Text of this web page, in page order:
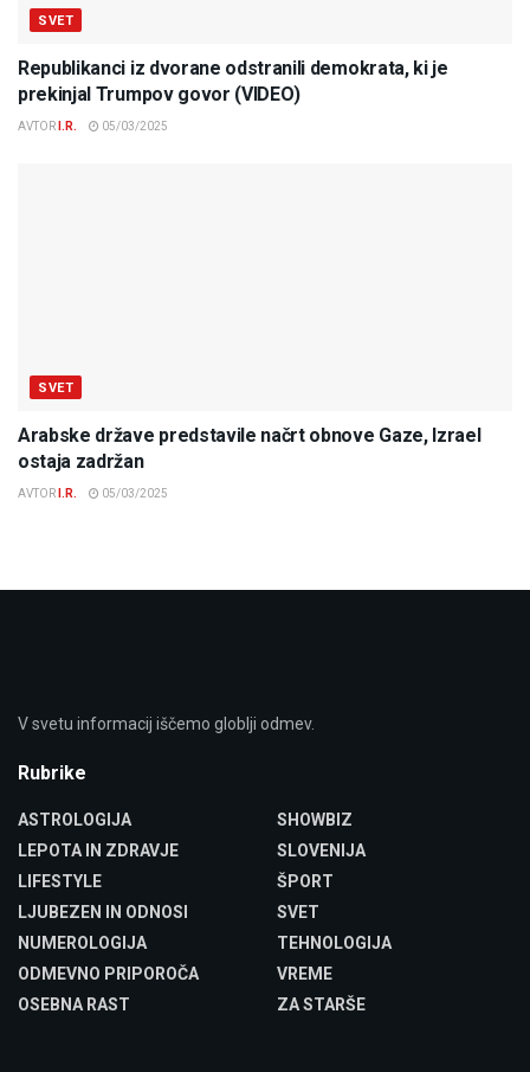
SVET
Republikanci iz dvorane odstranili demokrata, ki je
prekinjal Trumpov govor (VIDEO)
AVTOR I.R. 05/03/2025
SVET
Arabske države predstavile načrt obnove Gaze, Izrael
ostaja zadržan
AVTOR I.R. 05/03/2025
V svetu informacij iščemo globlji odmev.
Rubrike
ASTROLOGIJA
LEPOTA IN ZDRAVJE
LIFESTYLE
LJUBEZEN IN ODNOSI
NUMEROLOGIJA
ODMEVNO PRIPOROČA
OSEBNA RAST
SHOWBIZ
SLOVENIJA
ŠPORT
SVET
TEHNOLOGIJA
VREME
ZA STARŠE